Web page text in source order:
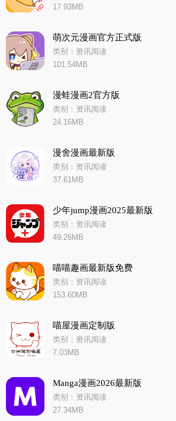
17.93MB
萌次元漫画官方正式版
类别：资讯阅读
101.54MB
漫蛙漫画2官方版
类别：资讯阅读
24.16MB
漫舍漫画最新版
类别：资讯阅读
37.61MB
少年jump漫画2025最新版
类别：资讯阅读
49.26MB
喵喵趣画最新版免费
类别：资讯阅读
153.60MB
喵屋漫画定制版
类别：资讯阅读
7.03MB
Manga漫画2026最新版
类别：资讯阅读
27.34MB